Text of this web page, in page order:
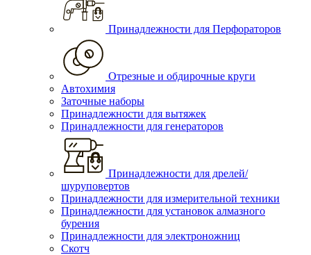
Принадлежности для Перфораторов
Отрезные и обдирочные круги
Автохимия
Заточные наборы
Принадлежности для вытяжек
Принадлежности для генераторов
Принадлежности для дрелей/
шуруповертов
Принадлежности для измерительной техники
Принадлежности для установок алмазного
бурения
Принадлежности для электроножниц
Скотч